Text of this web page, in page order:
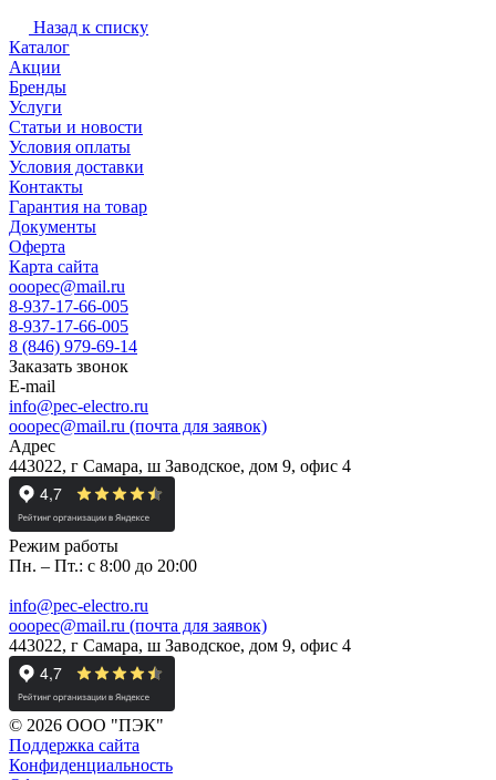
Назад к списку
Каталог
Акции
Бренды
Услуги
Статьи и новости
Условия оплаты
Условия доставки
Контакты
Гарантия на товар
Документы
Оферта
Карта сайта
ooopec@mail.ru
8-937-17-66-005
8-937-17-66-005
8 (846) 979-69-14
Заказать звонок
E-mail
info@pec-electro.ru
ooopec@mail.ru (почта для заявок)
Адрес
443022, г Самара, ш Заводское, дом 9, офис 4
Режим работы
Пн. – Пт.: с 8:00 до 20:00
info@pec-electro.ru
ooopec@mail.ru (почта для заявок)
443022, г Самара, ш Заводское, дом 9, офис 4
© 2026 ООО "ПЭК"
Поддержка сайта
Конфиденциальность